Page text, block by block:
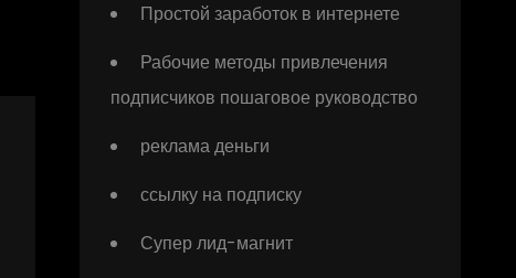
Простой заработок в интернете
Рабочие методы привлечения
подписчиков пошаговое руководство
реклама деньги
ссылку на подписку
Супер лид-магнит